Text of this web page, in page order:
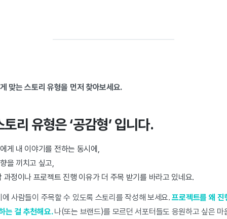
맞는 스토리 유형을 먼저 찾아보세요.
리 유형은 ‘공감형’ 입니다.
게 내 이야기를 전하는 동시에,
을 끼치고 싶고,
과정이나 프로젝트 진행 이유가 더 주목 받기를 바라고 있네요.
사람들이 주목할 수 있도록 스토리를 작성해 보세요.프로젝트를 왜
는 걸 추천해요.나(또는 브랜드)를 모르던 서포터들도 응원하고 싶은